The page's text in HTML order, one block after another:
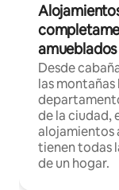
amueblados
Desde
las
de la ciudad,
alojamientos
tienen todas
de un hogar.